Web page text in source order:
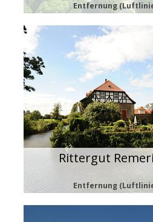
Entfernung
Rittergut
Entfernung